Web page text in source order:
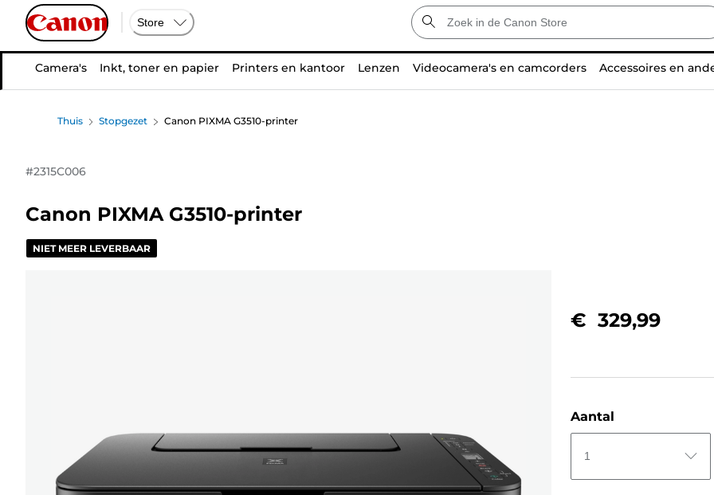
Store
Camera's Inkt, toner en papier Printers en kantoor Lenzen Videocamera's en camcorders Accessoires en
Thuis Stopgezet Canon PIXMA G3510-printer
#2315C006
Canon PIXMA G3510-printer
NIET MEER LEVERBAAR
€ 329,99
Aantal
1